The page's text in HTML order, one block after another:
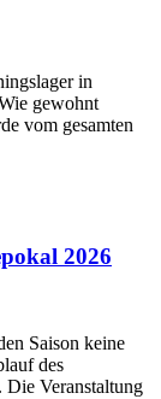
in
gewohnt
vom gesamten
2026
Saison keine
des
Die Veranstaltung